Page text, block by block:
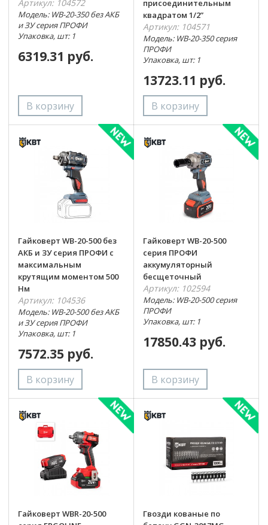
Артикул: 104572
Модель: WB-20-350 без АКБ
и ЗУ серия ПРОФИ
Упаковка, шт: 1
6319.31 руб.
присоединительным
квадратом 1/2”
Артикул: 104571
Модель: WB-20-350 серия
ПРОФИ
Упаковка, шт: 1
13723.11 руб.
Гайковерт WB-20-500 без
АКБ и ЗУ серия ПРОФИ с
максимальным
крутящим моментом 500
Нм
Артикул: 104536
Модель: WB-20-500 без АКБ
и ЗУ серия ПРОФИ
Упаковка, шт: 1
7572.35 руб.
Гайковерт WB-20-500
серия ПРОФИ
аккумуляторный
бесщеточный
Артикул: 102594
Модель: WB-20-500 серия
ПРОФИ
Упаковка, шт: 1
17850.43 руб.
Гайковерт WBR-20-500
Гвозди кованые по